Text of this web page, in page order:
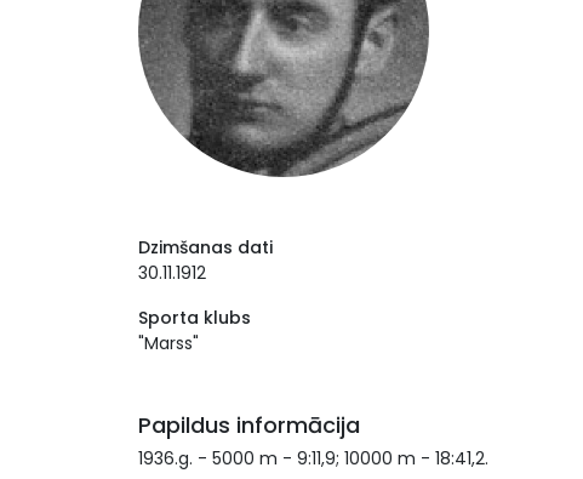
Dzimšanas dati
30.11.1912
Sporta klubs
"Marss"
Papildus informācija
1936.g. - 5000 m - 9:11,9; 10000 m - 18:41,2.